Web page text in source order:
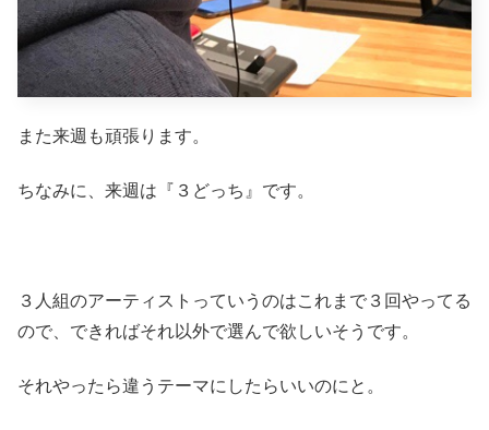
また来週も頑張ります。
ちなみに、来週は『３どっち』です。
３人組のアーティストっていうのはこれまで３回やってる
ので、できればそれ以外で選んで欲しいそうです。
それやったら違うテーマにしたらいいのにと。